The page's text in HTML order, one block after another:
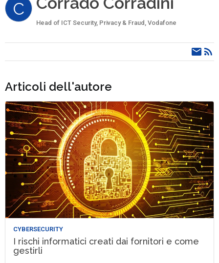
C
Head of ICT Security, Privacy & Fraud, Vodafone
Articoli dell'autore
CYBERSECURITY
I rischi informatici creati dai fornitori e come
gestirli